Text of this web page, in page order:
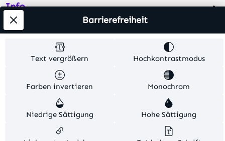
Info
Testsieger
Alle Preise inkl. gesetzl. Mehrwertsteuer zzgl.
Versandkosten
. Alle Artikelangaben sind
Herstellerangaben und ohne Gewähr.
© 2026 MKV24 – Alle Rechte vorbehalten. Theme by
Text vergrößern Hochkontrastmodus
Farben invertieren Monochrom
Niedrige Sättigung Hohe Sättigung
Barrierefreiheit